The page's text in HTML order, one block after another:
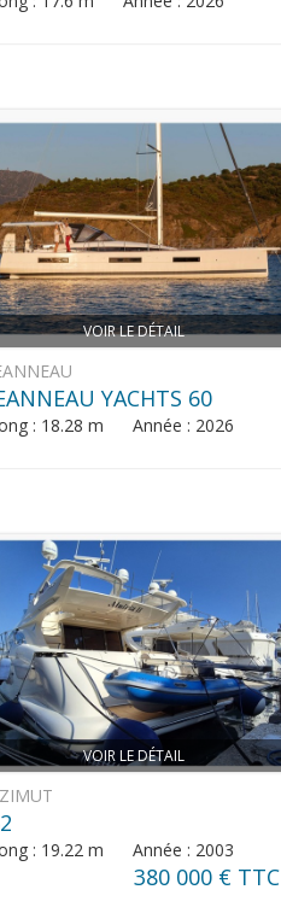
VOIR LE DÉTAIL
YACHTS 60
: 18.28 m Année : 2026
VOIR LE DÉTAIL
: 19.22 m Année : 2003
380 000 € TTC